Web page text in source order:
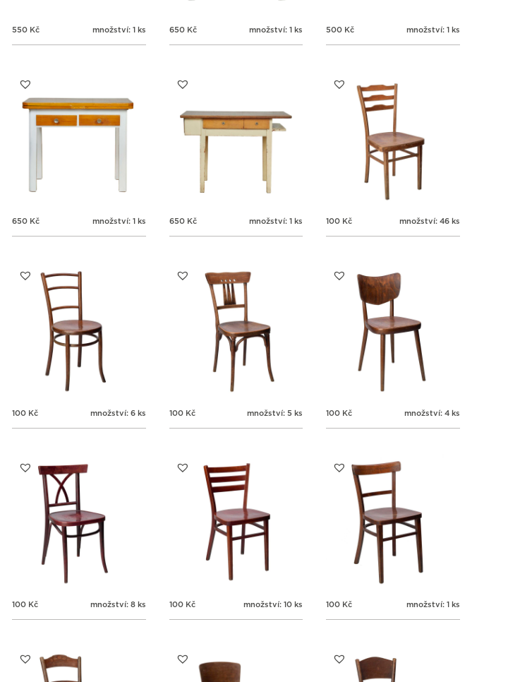
550 Kč množství: 1 ks 650 Kč množství: 1 ks 500 Kč množství: 1 ks
650 Kč množství: 1 ks 650 Kč množství: 1 ks 100 Kč množství: 46 ks
100 Kč množství: 6 ks 100 Kč množství: 5 ks 100 Kč množství: 4 ks
100 Kč množství: 8 ks 100 Kč množství: 10 ks 100 Kč množství: 1 ks